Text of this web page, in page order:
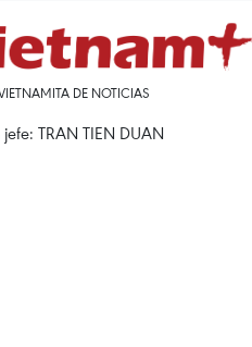
DE NOTICIAS
TRAN TIEN DUAN